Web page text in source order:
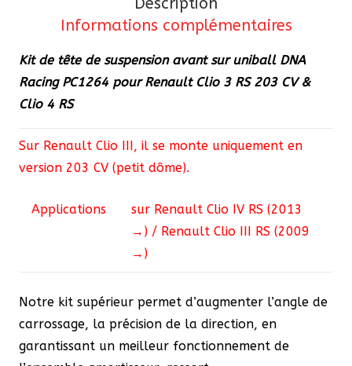
PC1264
203cv
Informations complémentaires
Kit de tête de suspension avant sur uniball DNA
Racing PC1264 pour Renault Clio 3 RS 203 CV &
Clio 4 RS
Sur Renault Clio III, il se monte uniquement en
version 203 CV (petit dôme).
Applications
sur Renault Clio IV RS (2013
→) / Renault Clio III RS (2009
→)
Notre kit supérieur permet d’augmenter l’angle de
carrossage, la précision de la direction, en
garantissant un meilleur fonctionnement de